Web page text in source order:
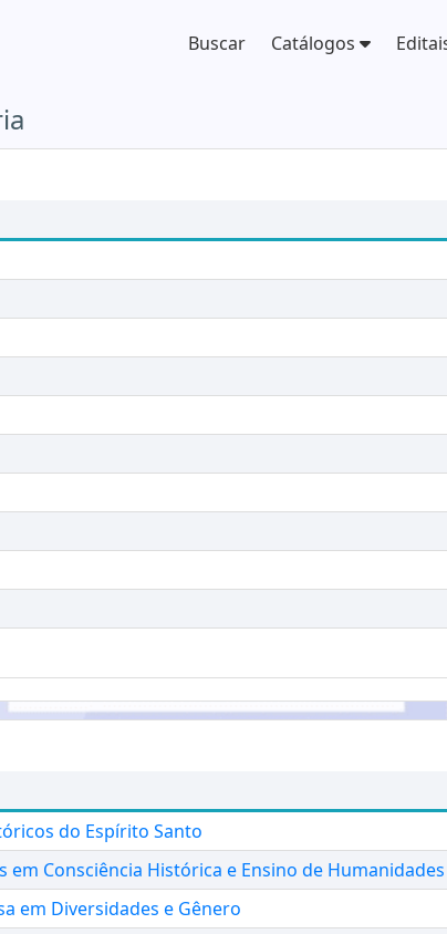
Buscar Catálogos
do Espírito Santo
em Consciência Histórica e Ensino de Humanidades
em Diversidades e Gênero